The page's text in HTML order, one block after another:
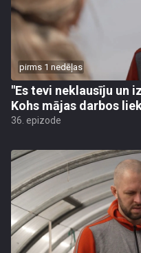
pirms 1 nedēļas
"Es tevi neklausīju un
Kohs mājas darbos
36. epizode